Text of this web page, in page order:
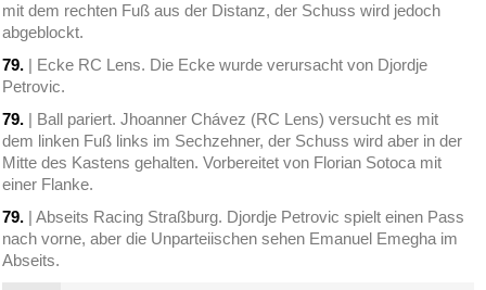
mit dem rechten Fuß aus der Distanz, der Schuss wird jedoch
abgeblockt.
79. | Ecke RC Lens. Die Ecke wurde verursacht von Djordje
Petrovic.
79. | Ball pariert. Jhoanner Chávez (RC Lens) versucht es mit
dem linken Fuß links im Sechzehner, der Schuss wird aber in der
Mitte des Kastens gehalten. Vorbereitet von Florian Sotoca mit
einer Flanke.
79. | Abseits Racing Straßburg. Djordje Petrovic spielt einen Pass
nach vorne, aber die Unparteiischen sehen Emanuel Emegha im
Abseits.